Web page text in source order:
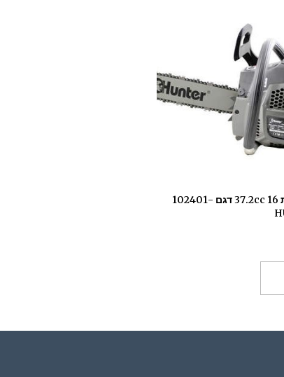
מסור שרשרת 16 37.2cc דגם 102401-